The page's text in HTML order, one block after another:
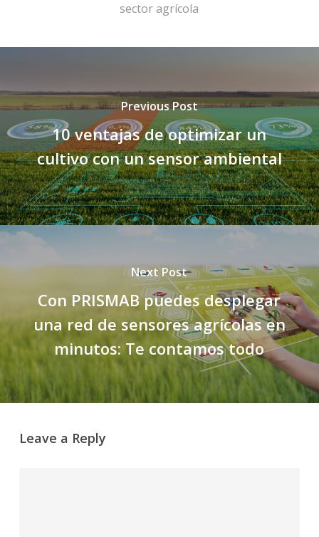
sector agrícola
Previous Post
10 ventajas de optimizar un
cultivo con un sensor ambiental
Next Post
Con PRISMAB puedes desplegar
una red de sensores agrícolas en
minutos: Te contamos todo
Leave a Reply